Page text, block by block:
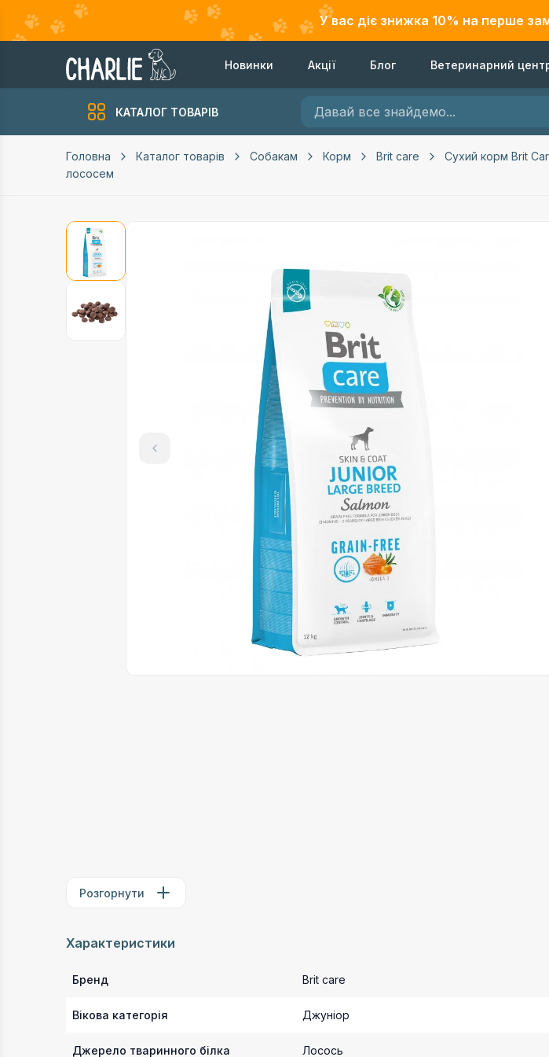
У вас діє знижка 10% на перше
Новинки Акції Блог Ветеринарний
КАТАЛОГ ТОВАРІВ
Головна Каталог товарів Собакам Корм Brit care
Сухий корм Brit
лососем
Розгорнути
Характеристики
Бренд Brit care
Вікова категорія Джуніор
Джерело тваринного білка Лосось